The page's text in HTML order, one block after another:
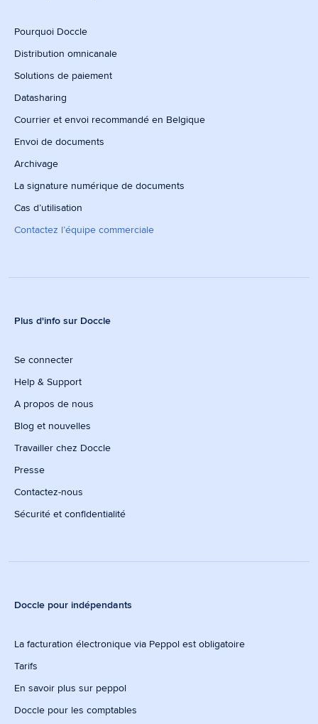
Pourquoi Doccle
Distribution omnicanale
Solutions de paiement
Datasharing
Courrier et envoi recommandé en Belgique
Envoi de documents
Archivage
La signature numérique de documents
Cas d’utilisation
Contactez l’équipe commerciale
Plus d'info sur Doccle
Se connecter
Help & Support
A propos de nous
Blog et nouvelles
Travailler chez Doccle
Presse
Contactez-nous
Sécurité et confidentialité
Doccle pour indépendants
La facturation électronique via Peppol est obligatoire
Tarifs
En savoir plus sur peppol
Doccle pour les comptables